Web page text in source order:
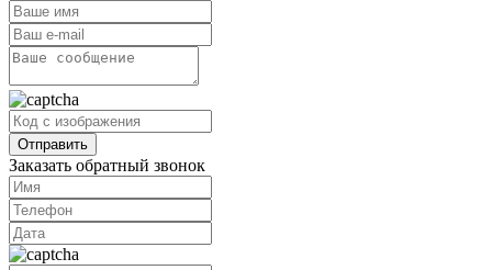
Заказать обратный звонок